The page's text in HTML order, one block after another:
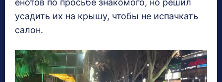
усадить их на крышу, чтобы не испачкать
салон.
В
и